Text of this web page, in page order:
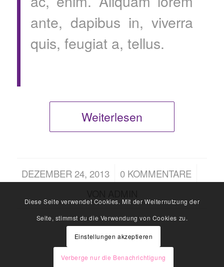
ante, dapibus in, viverra
quis, feugiat a, tellus.
Weiterlesen
DEZEMBER 24, 2013
/ 0 KOMMENTARE
/
Diese Seite verwendet Cookies. Mit der Weiternutzung der
Seite, stimmst du die Verwendung von Cookies zu.
Einstellungen akzeptieren
Verberge nur die Benachrichtigung